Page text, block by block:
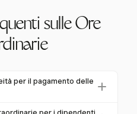
sulle Ore
per il pagamento delle
parte dei lavoratori a ore